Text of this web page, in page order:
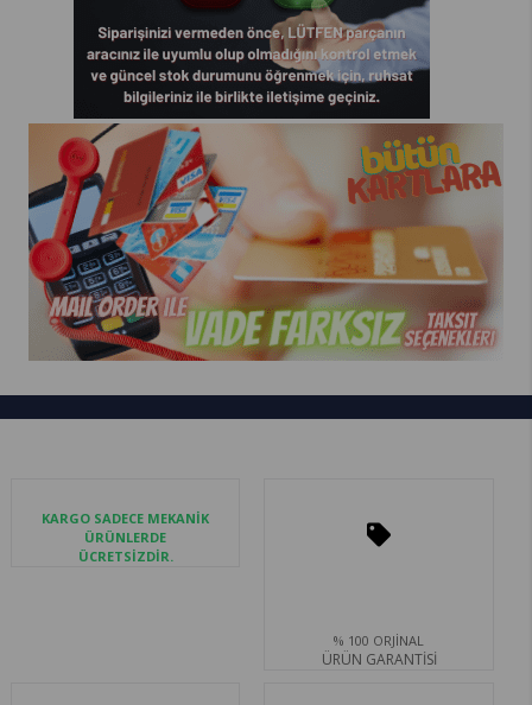
KARGO SADECE MEKANİK
ÜRÜNLERDE
ÜCRETSİZDİR.
% 100 ORJİNAL
ÜRÜN GARANTİSİ